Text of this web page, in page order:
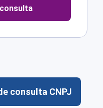
consulta CNPJ